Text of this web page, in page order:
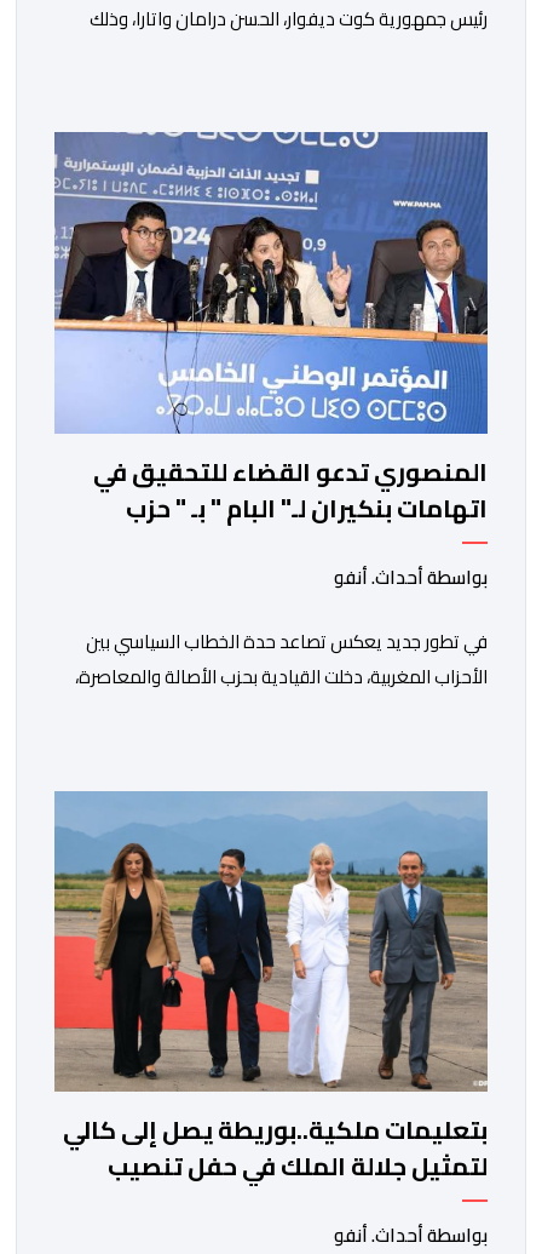
رئيس جمهورية كوت ديفوار، الحسن درامان واتارا، وذلك
متمنيات جلالته بموصول التقدم والازدهار للشعب الإيفواري.
ومما جاء في برقية جلالة الملك “لقد تمكنت المملكة
المغربية وجمهورية كوت ديفوار، بحكم […]
المنصوري تدعو القضاء للتحقيق في
اتهامات بنكيران لـ" البام " بـ " حزب
المخدرات "
بواسطة أحداث. أنفو
في تطور جديد يعكس تصاعد حدة الخطاب السياسي بين
الأحزاب المغربية، دخلت القيادية بحزب الأصالة والمعاصرة،
خلفية اتهامات سبق أن وجهها هذا الأخير إلى حزب ” البام ”
وربطه بملف المخدرات.المنصوري أكدت أن بنكيران ” ما غير
اليوم […]
بتعليمات ملكية..بوريطة يصل إلى كالي
لتمثيل جلالة الملك في حفل تنصيب
الرئيس الكولومبي الجديد
بواسطة أحداث. أنفو